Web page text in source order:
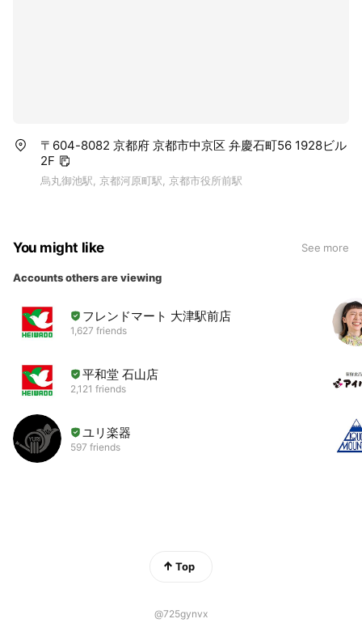
〒604-8082 京都府 京都市中京区 弁慶石町56 1928ビル
2F
烏丸御池駅, 京都河原町駅, 京都市役所前駅
You might like See more
Accounts others are viewing
フレンドマート 大津駅前店
1,627 friends
平和堂 石山店
2,121 friends
ユリ楽器
597 friends
Top
@725gynvx